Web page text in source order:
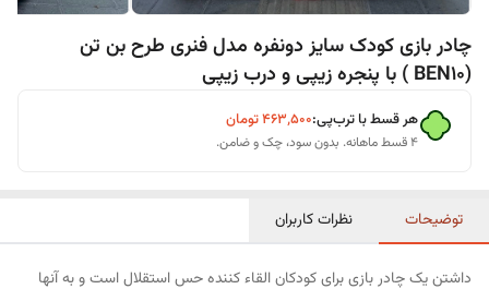
چادر بازی کودک سایز دونفره مدل فنری طرح بن تن
(BEN10 ) با پنجره زیپی و درب زیپی
هر قسط با ترب‌پی:۴۶۳٬۵۰۰تومان
۴ قسط ماهانه. بدون سود، چک و ضامن.
توضیحات نظرات کاربران
داشتن یک چادر بازی برای کودکان القاء کننده حس استقلال است و به آنها